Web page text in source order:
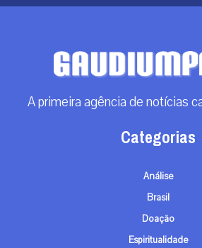
A primeira agência de notícias
Categorias
Análise
Brasil
Doação
Espiritualidade